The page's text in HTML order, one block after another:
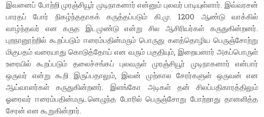
இவனைப் போற்றி முரஞ்சியூர் முடிநாகனார் என்னும் புலவர் பாடியுள்ளார். இவ்வரசன்
பாரதப் போர் நிகழ்ந்ததாகக் கருத்தப்படும் கி.மு. 1200 ஆண்டு வாக்கில்
வாழ்ந்தவர் என கருத இடமுண்டு என்று சில ஆசிரியர்கள் கருதுகின்றனர்.
புறநானூற்றில் கூறப்படும் ஈரைம்பதின்மரும் பொருது களத்தொழிய பெருஞ்சோற்று
மிகுபதம் வரையாது கொடுத்தோய் என வரும் பகுதியும், இறையனார் அகப்பொருள்
உரையில் கூறப்படும் தலைச்சங்கப் புலவருள் முரஞ்சியூர் முடிநாகனார் என்பார்
ஒருவர் என்று கூறி இருப்பதாலும், இவன் முற்கால சேரர்களுள் ஒருவன் என
ஆய்வாளர்கள் கருதுகின்றனர். இளங்கோ அடிகள் தன் சிலப்பதிகாரத்திலும்
ஓரைவர் ஈரைம்பதின்மருடனெழுந்த போரில் பெருஞ்சோறு போற்றாது தானளித்த
சேரன் என கூறுகின்றார்.